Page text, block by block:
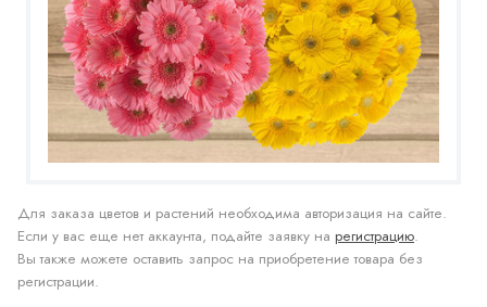
Для заказа цветов и растений необходима авторизация на сайте.
Если у вас еще нет аккаунта, подайте заявку на регистрацию.
Вы также можете оставить запрос на приобретение товара без
регистрации.